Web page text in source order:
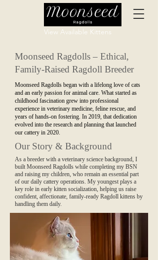
View Available Kittens
Moonseed Ragdolls – Ethical,
Family‑Raised Ragdoll Breeder
Moonseed Ragdolls began with a lifelong love of cats
and an early passion for animal care. What started as
childhood fascination grew into professional
experience in veterinary medicine, feline rescue, and
years of hands‑on fostering. In 2019, that dedication
evolved into the research and planning that launched
our cattery in 2020.
Our Story & Background
As a breeder with a veterinary science background, I
built Moonseed Ragdolls while completing my BSN
and raising my children, who remain an essential part
of our daily cattery operations. My youngest plays a
key role in early kitten socialization, helping us raise
confident, affectionate, family‑ready Ragdoll kittens by
handling them daily.